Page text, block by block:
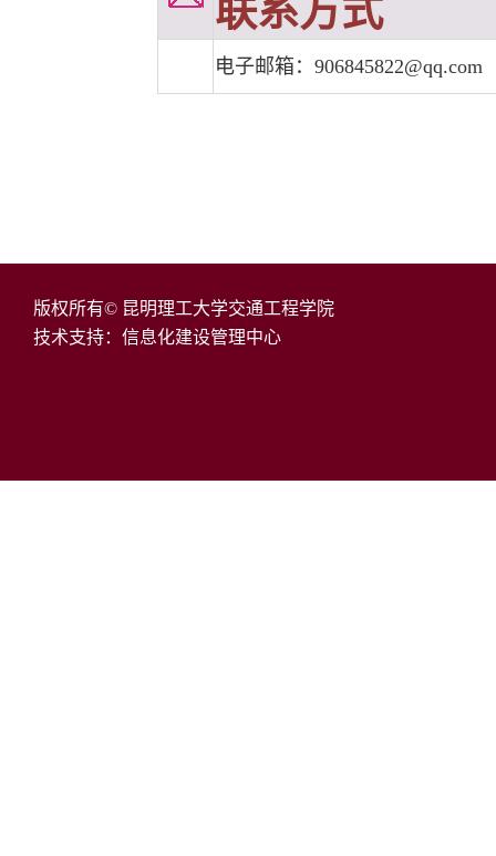
联系方式
电子邮箱： 906845822@qq.com
版权所有© 昆明理工大学交通工程学院
技术支持：信息化建设管理中心